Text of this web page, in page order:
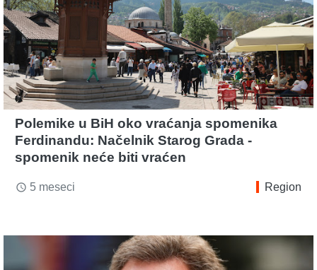
Polemike u BiH oko vraćanja spomenika
Ferdinandu: Načelnik Starog Grada -
spomenik neće biti vraćen
access_time 5 meseci Region